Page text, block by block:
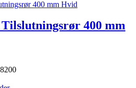
400 mm